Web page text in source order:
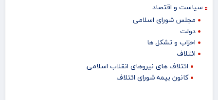
سیاست و اقتصاد
مجلس شورای اسلامی
دولت
احزاب و تشکل ها
ائتلاف
ائتلاف های نیروهای انقلاب اسلامی
کانون بیمه شورای ائتلاف